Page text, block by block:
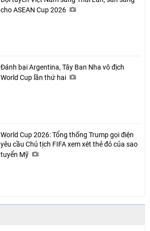
cho ASEAN Cup 2026
Đánh bại Argentina, Tây Ban Nha vô địch
World Cup lần thứ hai
World Cup 2026: Tổng thống Trump gọi điện
yêu cầu Chủ tịch FIFA xem xét thẻ đỏ của sao
tuyển Mỹ